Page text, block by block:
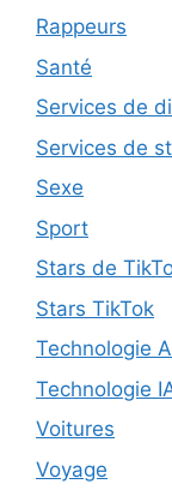
Rappeurs
Santé
Services de
Services de
Sexe
Sport
Stars de
Stars TikTok
Technologie
Technologie
Voitures
Voyage